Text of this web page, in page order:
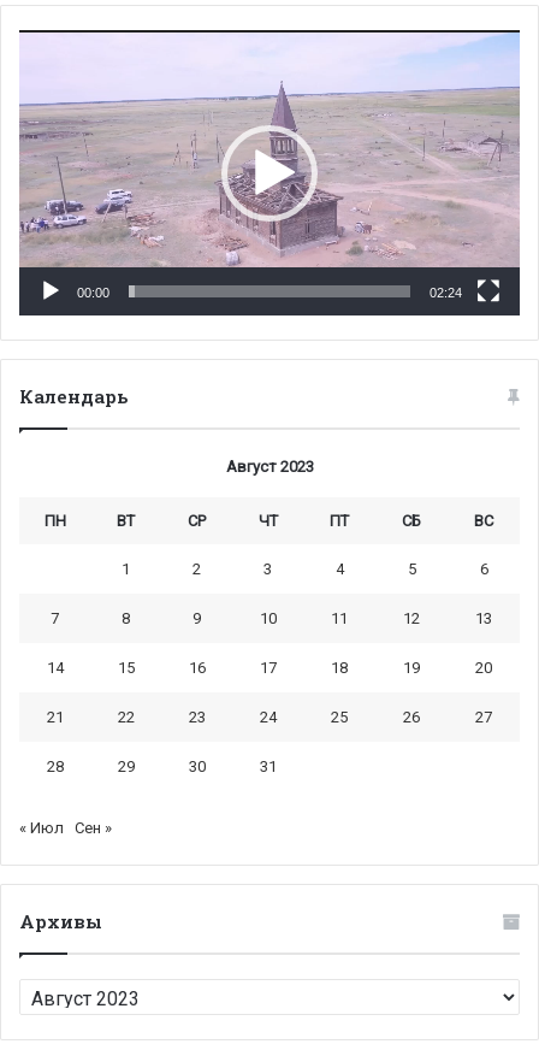
00:00 02:24
Календарь
Август 2023
ПН ВТ СР ЧТ ПТ СБ ВС
1 2 3 4 5 6
7 8 9 10 11 12 13
14 15 16 17 18 19 20
21 22 23 24 25 26 27
28 29 30 31
« Июл Сен »
Архивы
Архивы